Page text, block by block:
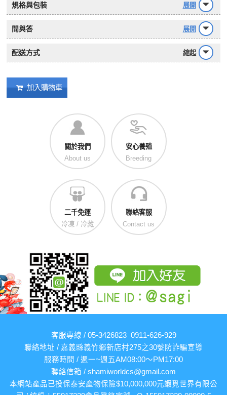
規格與包裝 展開
問與答 展開
配送方式 縮起
加入購物車
關於我們
About us
安心養殖
Breeding
二千免運
冷凍 / 冷藏
聯絡客服
Contact us
客服專線 / 05-3426823 0911-626-929
聯絡地址 / 嘉義縣義竹鄉新店村275之30號防詐騙宣導
服務時間 / 週一~週五AM08:00～PM17:00
聯絡信箱 / shamiworldcs@gmail.com
本網站產品已投保泰安產物保險$10,000,000元蝦覓世界有限公